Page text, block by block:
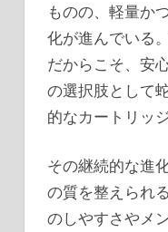
ものの、軽量か
化が進んでいる
だからこそ、安
の選択肢として
的なカートリッ
その継続的な進
の質を整えられ
のしやすさやメ